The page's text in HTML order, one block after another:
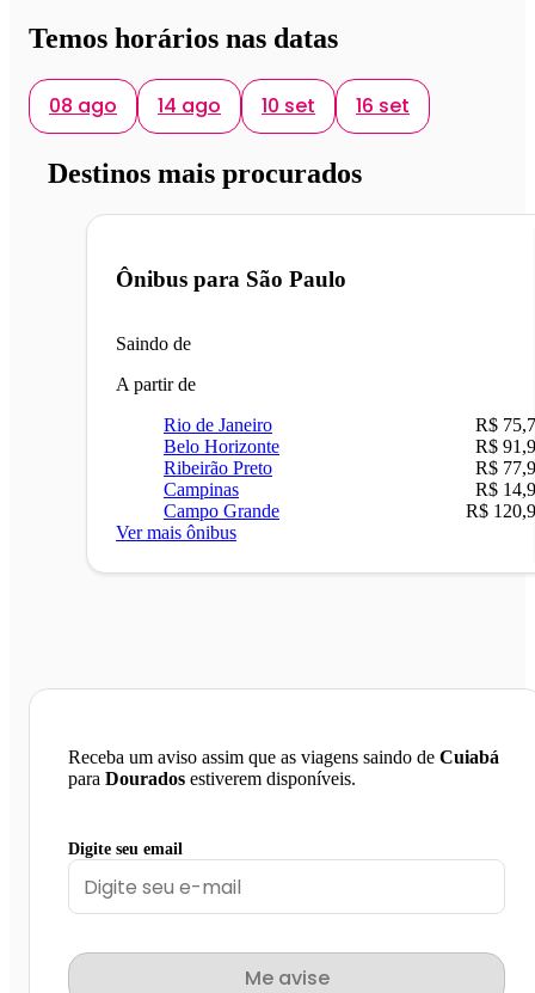
Temos horários nas datas
08 ago 14 ago 10 set 16 set
Destinos mais procurados
Ônibus para São Paulo
Saindo de
A partir de
Rio de Janeiro
R$
Belo Horizonte
R$
Ribeirão Preto
R$
Campinas
R$
Campo Grande
R$
Ver mais ônibus
Receba um aviso assim que as viagens saindo de Cuiabá
para Dourados estiverem disponíveis.
Digite seu email
Me avise